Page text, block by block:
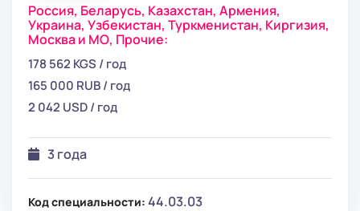
Россия, Беларусь, Казахстан, Армения,
Украина, Узбекистан, Туркменистан, Киргизия,
Москва и МО, Прочие:
178 562 KGS / год
165 000 RUB / год
2 042 USD / год
3 года
Код специальности: 44.03.03